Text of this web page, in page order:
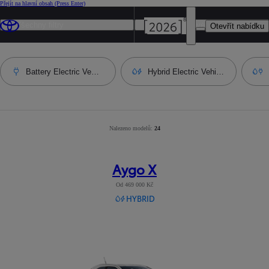
Přejít na hlavní obsah (Press Enter)
Otevřít nabídku
Všechny filtry Cena za hotové - Min.
Battery Electric Vehicle Hybrid Electric Vehicle
Number of filtered results
Nalezeno modelů: 24
Aygo X
Od 469 000 Kč
HYBRID